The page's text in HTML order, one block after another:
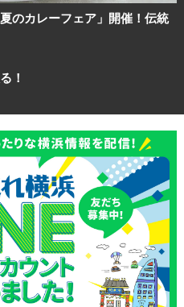
のカレーフェア」開催！伝統
！